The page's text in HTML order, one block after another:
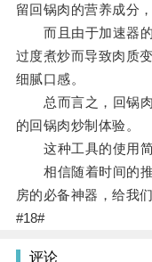
留回锅肉的营养成分
而且由于加速器的
过度煮炒而导致肉质
细腻口感。
总而言之，回锅肉
的回锅肉炒制体验。
这种工具的使用简
相信随着时间的推
房的必备神器，给我
#18#
评论